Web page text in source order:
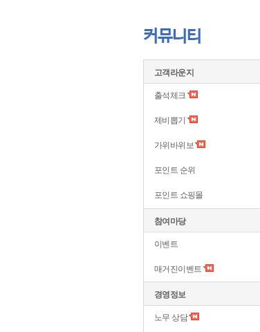
커뮤니티
고객라운지
출석체크
제비뽑기
가위바위보
포인트 순위
포인트 쇼핑몰
참여마당
이벤트
매거진이벤트
경영정보
노무 상담